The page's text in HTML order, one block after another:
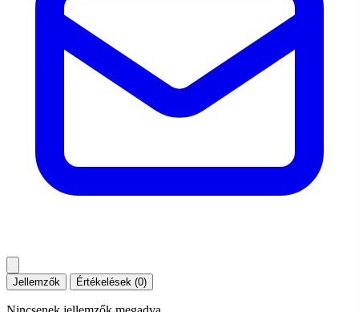
Jellemzők Értékelések (0)